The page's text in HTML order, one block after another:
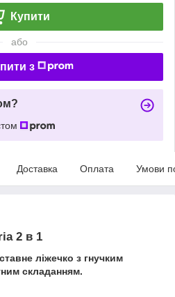
Купити
або
з
Доставка Оплата Умови
2 в 1
ліжечко з гнучким
складанням.